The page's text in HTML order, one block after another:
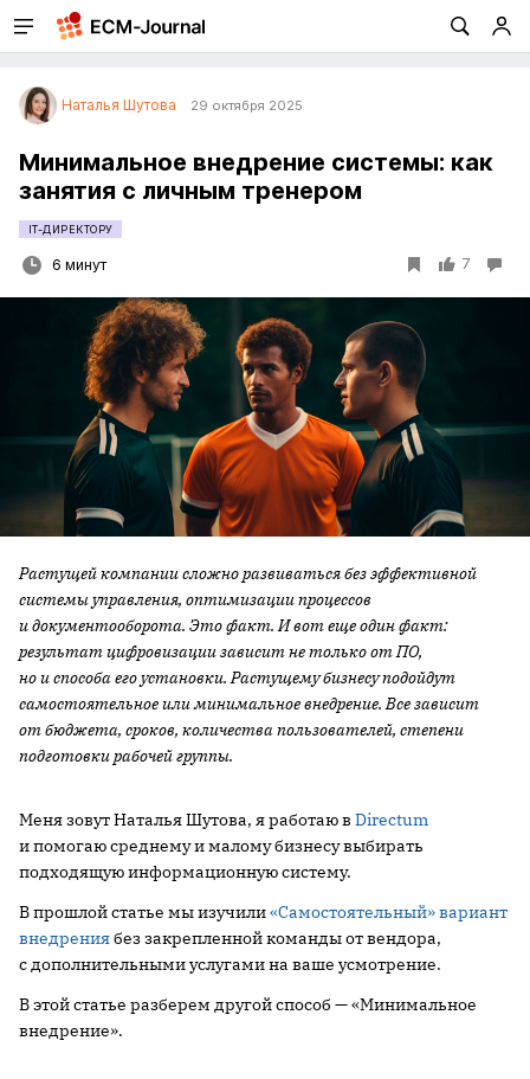
Наталья Шутова 29 октября 2025
Минимальное внедрение системы: как
занятия с личным тренером
IT-ДИРЕКТОРУ
6 минут 7
Растущей компании сложно развиваться без эффективной
системы управления, оптимизации процессов
и документооборота. Это факт. И вот еще один факт:
результат цифровизации зависит не только от ПО,
но и способа его установки. Растущему бизнесу подойдут
самостоятельное или минимальное внедрение. Все зависит
от бюджета, сроков, количества пользователей, степени
подготовки рабочей группы.
Меня зовут Наталья Шутова, я работаю в Directum
и помогаю среднему и малому бизнесу выбирать
подходящую информационную систему.
В прошлой статье мы изучили«Самостоятельный» вариант
внедрениябез закрепленной команды от вендора,
с дополнительными услугами на ваше усмотрение.
В этой статье разберем другой способ — «Минимальное
внедрение».